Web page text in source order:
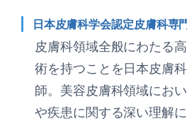
日本皮膚科学会認定皮膚科専
皮膚科領域全般にわたる
術を持つことを日本皮膚
師。美容皮膚科領域にお
や疾患に関する深い理解